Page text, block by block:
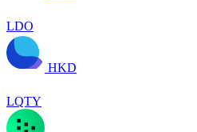
LDO
HKD
LQTY